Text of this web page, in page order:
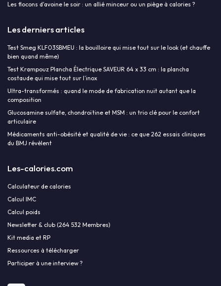
Les flocons d'avoine le soir : un allié minceur ou un piège à calories ?
Les derniers articles
Test Smeg KLF03SBMEU : la bouilloire qui mise tout sur le look (et chauffe
bien quand même)
Test Krampouz Plancha Électrique SAVEUR 64 x 33 cm : la plancha
costaude qui mise tout sur l’inox
Ultra-transformés : quand le mode de fabrication nuit autant que la
composition
Glucosamine sulfate, chondroïtine et MSM : un trio clé pour le confort
articulaire
Médicaments anti-obésité et qualité de vie : ce que 262 essais cliniques
du BMJ révèlent
Les-calories.com
Calculateur de calories
Calcul IMC
Calcul poids
Newsletter & club (264 532 Membres)
Kit media et RP
Ressources à télécharger
Participer à une interview ?